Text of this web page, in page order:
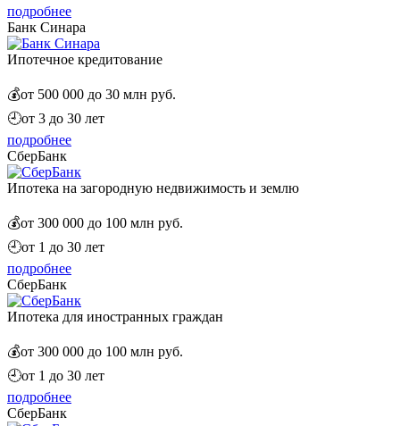
подробнее
Банк Синара
Ипотечное кредитование
💰от 500 000 до 30 млн руб.
🕘от 3 до 30 лет
подробнее
СберБанк
Ипотека на загородную недвижимость и землю
💰от 300 000 до 100 млн руб.
🕘от 1 до 30 лет
подробнее
СберБанк
Ипотека для иностранных граждан
💰от 300 000 до 100 млн руб.
🕘от 1 до 30 лет
подробнее
СберБанк